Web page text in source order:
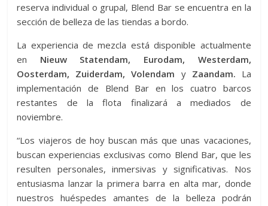
reserva individual o grupal, Blend Bar se encuentra en la
sección de belleza de las tiendas a bordo.
La experiencia de mezcla está disponible actualmente
en Nieuw Statendam, Eurodam, Westerdam,
Oosterdam, Zuiderdam, Volendam y Zaandam. La
implementación de Blend Bar en los cuatro barcos
restantes de la flota finalizará a mediados de
noviembre.
“Los viajeros de hoy buscan más que unas vacaciones,
buscan experiencias exclusivas como Blend Bar, que les
resulten personales, inmersivas y significativas. Nos
entusiasma lanzar la primera barra en alta mar, donde
nuestros huéspedes amantes de la belleza podrán